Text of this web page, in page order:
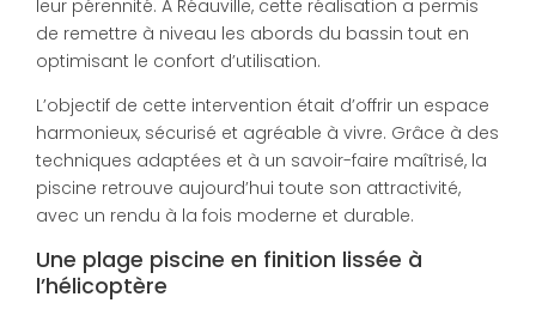
leur pérennité. À Réauville, cette réalisation a permis
de remettre à niveau les abords du bassin tout en
optimisant le confort d’utilisation.
L’objectif de cette intervention était d’offrir un espace
harmonieux, sécurisé et agréable à vivre. Grâce à des
techniques adaptées et à un savoir-faire maîtrisé, la
piscine retrouve aujourd’hui toute son attractivité,
avec un rendu à la fois moderne et durable.
Une plage piscine en finition lissée à
l’hélicoptère